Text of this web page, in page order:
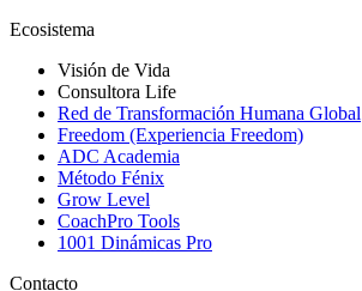
Ecosistema
Visión de Vida
Consultora Life
Red de Transformación Humana Global
Freedom (Experiencia Freedom)
ADC Academia
Método Fénix
Grow Level
CoachPro Tools
1001 Dinámicas Pro
Contacto